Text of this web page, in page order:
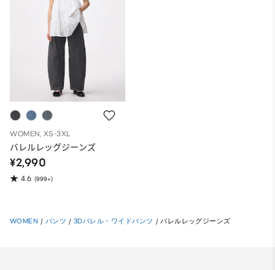
WOMEN, XS-3XL
バレルレッグジーンズ
¥2,990
4.6 (999+)
WOMEN / パンツ / 3Dバレル・ワイドパンツ / バレルレッグジーンズ